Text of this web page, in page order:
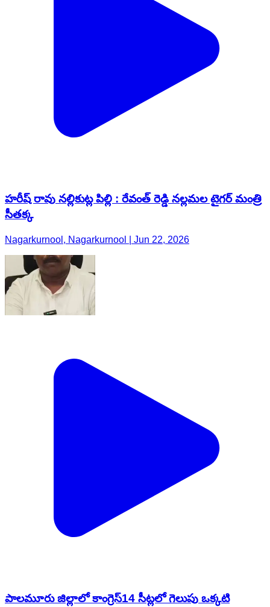
హరీష్ రావు నల్లికుట్ల పిల్లి : రేవంత్ రెడ్డి నల్లమల టైగర్ మంత్రి
సీతక్క
Nagarkurnool, Nagarkurnool | Jun 22, 2026
పాలమూరు జిల్లాలో కాంగ్రెస్14 సీట్లలో గెలుపు ఒక్కటి